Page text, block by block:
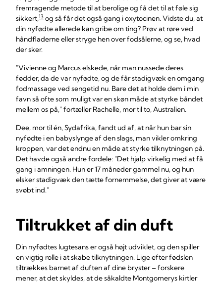
fremragende metode til at berolige og få det til at føle sig
sikkert,13 og så får det også gang i oxytocinen. Vidste du, at
din nyfødte allerede kan gribe om ting? Prøv at røre ved
håndfladerne eller stryge hen over fodsålerne, og se, hvad
der sker.
"Vivienne og Marcus elskede, når man nussede deres
fødder, da de var nyfødte, og de får stadigvæk en omgang
fodmassage ved sengetid nu. Bare det at holde dem i min
favn så ofte som muligt var en skøn måde at styrke båndet
mellem os på," fortæller Rachelle, mor til to, Australien.
Dee, mor til én, Sydafrika, fandt ud af, at når hun bar sin
nyfødte i en babyslynge af den slags, man vikler omkring
kroppen, var det endnu en måde at styrke tilknytningen på.
Det havde også andre fordele: "Det hjalp virkelig med at få
gang i amningen. Hun er 17 måneder gammel nu, og hun
elsker stadigvæk den tætte fornemmelse, det giver at være
svøbt ind."
Tiltrukket af din duft
Din nyfødtes lugtesans er også højt udviklet, og den spiller
en vigtig rolle i at skabe tilknytningen. Lige efter fødslen
tiltrækkes barnet af duften af dine bryster – forskere
mener, at det skyldes, at de såkaldte Montgomerys kirtler